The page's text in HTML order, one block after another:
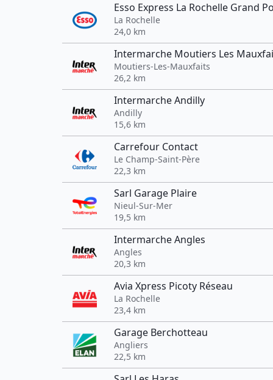
Esso Express La Rochelle Grand
La Rochelle
24,0 km
Intermarche Moutiers Les Mauxfai
Moutiers-Les-Mauxfaits
26,2 km
Intermarche Andilly
Andilly
15,6 km
Carrefour Contact
Le Champ-Saint-Père
22,3 km
Sarl Garage Plaire
Nieul-Sur-Mer
19,5 km
Intermarche Angles
Angles
20,3 km
Avia Xpress Picoty Réseau
La Rochelle
23,4 km
Garage Berchotteau
Angliers
22,5 km